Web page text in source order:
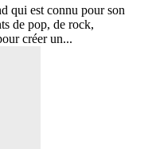
qui est connu pour son
de pop, de rock,
créer un...